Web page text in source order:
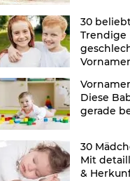
30
Trendige
Diese
gerade
30
Mit
&